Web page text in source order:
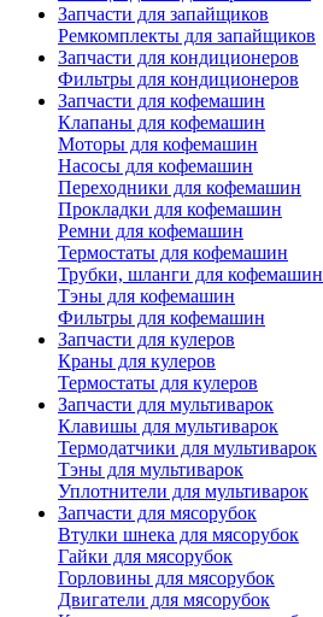
Запчасти для запайщиков
Ремкомплекты для запайщиков
Запчасти для кондиционеров
Фильтры для кондиционеров
Запчасти для кофемашин
Клапаны для кофемашин
Моторы для кофемашин
Насосы для кофемашин
Переходники для кофемашин
Прокладки для кофемашин
Ремни для кофемашин
Термостаты для кофемашин
Трубки, шланги для кофемашин
Тэны для кофемашин
Фильтры для кофемашин
Запчасти для кулеров
Краны для кулеров
Термостаты для кулеров
Запчасти для мультиварок
Клавишы для мультиварок
Термодатчики для мультиварок
Тэны для мультиварок
Уплотнители для мультиварок
Запчасти для мясорубок
Втулки шнека для мясорубок
Гайки для мясорубок
Горловины для мясорубок
Двигатели для мясорубок